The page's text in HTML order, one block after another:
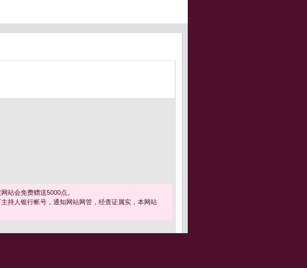
站会免费赠送5000点。
持人银行帐号，通知网站网管，经查证属实，本网站